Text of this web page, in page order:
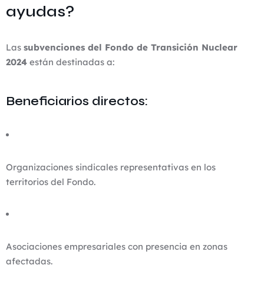
ayudas?
Las subvenciones del Fondo de Transición Nuclear
2024 están destinadas a:
Beneficiarios directos:
Organizaciones sindicales representativas en los
territorios del Fondo.
Asociaciones empresariales con presencia en zonas
afectadas.